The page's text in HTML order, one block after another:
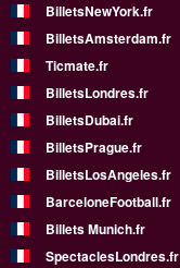
BilletsNewYork.fr
BilletsAmsterdam.fr
Ticmate.fr
BilletsLondres.fr
BilletsDubai.fr
BilletsPrague.fr
BilletsLosAngeles.fr
BarceloneFootball.fr
Billets Munich.fr
SpectaclesLondres.fr